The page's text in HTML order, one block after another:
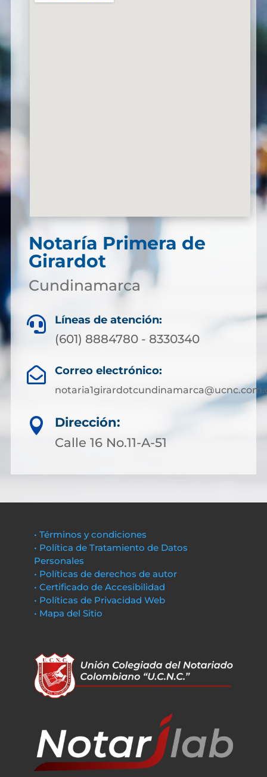
Notaría Primera de
Girardot
Cundinamarca
 Líneas de atención:
(601) 8884780 - 8330340
 Correo electrónico:

Dirección:
Calle 16 No.11-A-51
• Términos y condiciones
• Política de Tratamiento de Datos
Personales
• Políticas de derechos de autor
• Certificado de Accesibilidad
• Políticas de Privacidad Web
• Mapa del Sitio